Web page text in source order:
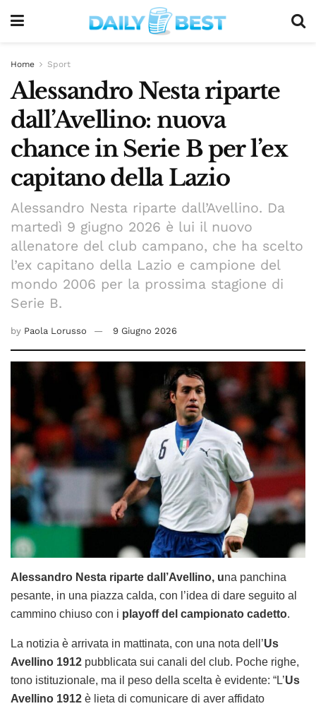
Home Sport
Alessandro Nesta riparte
dall’Avellino: nuova
chance in Serie B per l’ex
capitano della Lazio
Alessandro Nesta riparte dall’Avellino. Da
martedì 9 giugno 2026 è lui il nuovo
allenatore del club campano, che ha scelto
l’ex capitano della Lazio e campione del
mondo 2006 per la prossima stagione di
Serie B.
by Paola Lorusso 9 Giugno 2026
Alessandro Nesta riparte dall’Avellino, una panchina
pesante, in una piazza calda, con l’idea di dare seguito al
cammino chiuso con i playoff del campionato cadetto.
La notizia è arrivata in mattinata, con una nota dell’Us
Avellino 1912 pubblicata sui canali del club. Poche righe,
tono istituzionale, ma il peso della scelta è evidente: “L’Us
Avellino 1912 è lieta di comunicare di aver affidato